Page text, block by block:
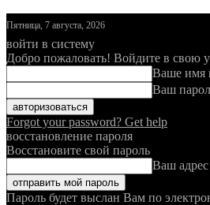
Пятница, 7 августа, 2026
войти в систему
Добро пожаловать! Войдите в свою
Ваше имя
Ваш
Forgot your password? Get help
восстановление пароля
Восстановите свой пароль
Ваш
Пароль будет выслан Вам по